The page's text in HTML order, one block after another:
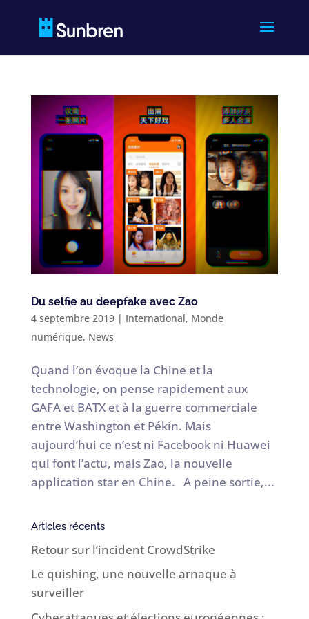
Du selfie au deepfake avec Zao
4 septembre 2019| International, Monde
numérique, News
Quand l’on évoque la Chine et la
technologie, on pense rapidement aux
GAFA et BATX et à la guerre commerciale
entre Washington et Pékin. Mais
aujourd’hui ce n’est ni Facebook ni Huawei
qui font l’actu, mais Zao, la nouvelle
application star en Chine. A peine sortie,...
Articles récents
Retour sur l’incident CrowdStrike
Le quishing, une nouvelle arnaque à
surveiller